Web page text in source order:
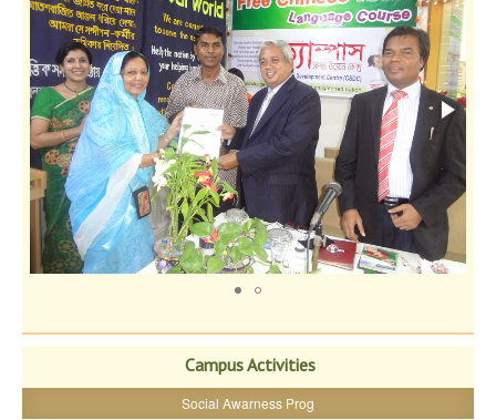
Campus Activities
Social Awarness Prog